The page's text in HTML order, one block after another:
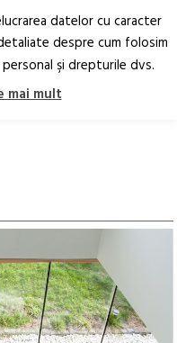
RO EN
datelor cu caracter
despre cum folosim
şi drepturile dvs.
mai mult